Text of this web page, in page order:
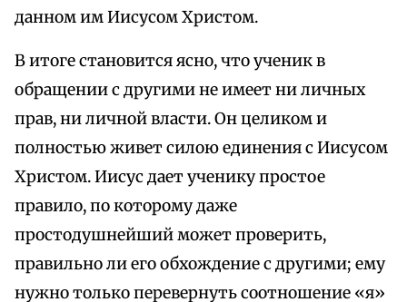
данном им Иисусом Христом.
В итоге становится ясно, что ученик в
обращении с другими не имеет ни личных
прав, ни личной власти. Он целиком и
полностью живет силою единения с Иисусом
Христом. Иисус дает ученику простое
правило, по которому даже
простодушнейший может проверить,
правильно ли его обхождение с другими; ему
нужно только перевернуть соотношение «я»